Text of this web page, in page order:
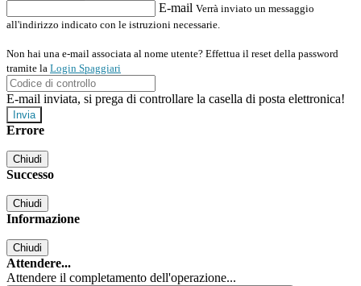
E-mail Verrà inviato un messaggio
all'indirizzo indicato con le istruzioni necessarie.
Non hai una e-mail associata al nome utente? Effettua il reset della password
tramite la Login Spaggiari
E-mail inviata, si prega di controllare la casella di posta elettronica!
Errore
Chiudi
Successo
Chiudi
Informazione
Chiudi
Attendere...
Attendere il completamento dell'operazione...